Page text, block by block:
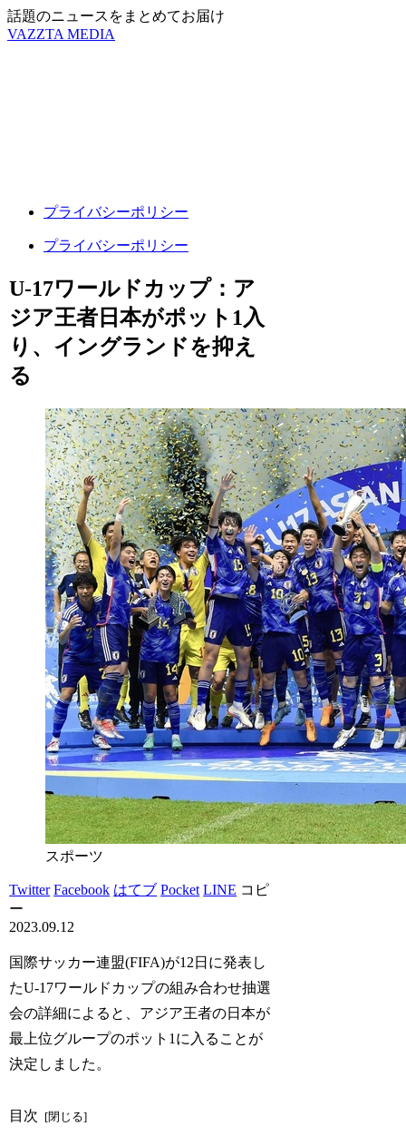
話題のニュースをまとめてお届け
VAZZTA MEDIA
プライバシーポリシー
プライバシーポリシー
U-17ワールドカップ：ア
ジア王者日本がポット1入
り、イングランドを抑え
る
スポーツ
Twitter Facebook はてブ Pocket LINE コピ
ー
2023.09.12
国際サッカー連盟(FIFA)が12日に発表し
たU-17ワールドカップの組み合わせ抽選
会の詳細によると、アジア王者の日本が
最上位グループのポット1に入ることが
決定しました。
目次